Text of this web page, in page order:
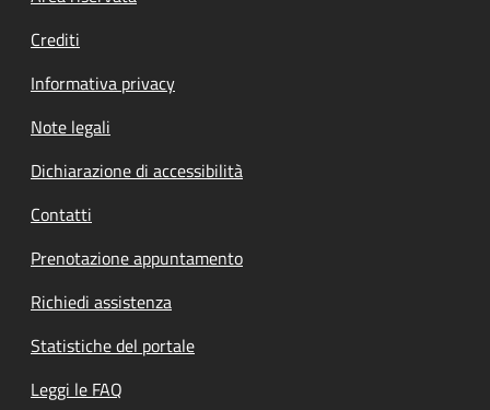
Crediti
Informativa privacy
Note legali
Dichiarazione di accessibilità
Contatti
Prenotazione appuntamento
Richiedi assistenza
Statistiche del portale
Leggi le FAQ